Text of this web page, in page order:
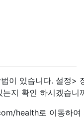
이 있습니다. 설정>
지 확인 하시겠습니
health로 이동하